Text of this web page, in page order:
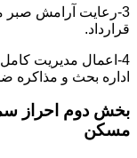
3-رعایت آرامش صبر
قرارداد.
4-اعمال مدیریت
اداره بحث و مذاکره
بخش دوم احراز
مسکن